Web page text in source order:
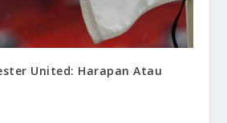
United: Harapan Atau